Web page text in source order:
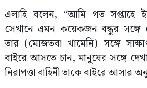
এলাহি বলেন, “আমি গত সপ্তাহে
সেখানে এমন কয়েকজন বন্ধুর সঙ্গে
তার (মোজতবা খামেনি) সঙ্গে
বাইরে আসতে চান, মানুষের সঙ্গে
নিরাপত্তা বাহিনী তাকে বাইরে আসার